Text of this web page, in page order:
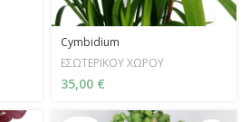
Cymbidium
ΕΣΩΤΕΡΙΚΟΥ ΧΩΡΟΥ
35,00 €